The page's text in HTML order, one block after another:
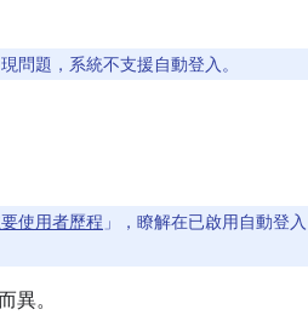
問題，系統不支援自動登入。
使用者歷程 」，瞭解在已啟用自動登入
異。